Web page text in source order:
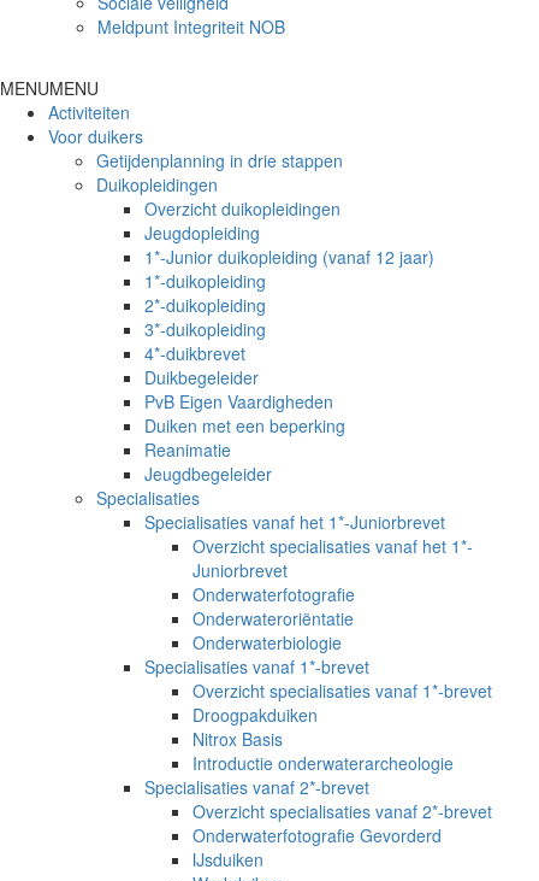
Meldpunt Integriteit NOB
MENUMENU
Activiteiten
Voor duikers
Getijdenplanning in drie stappen
Duikopleidingen
Overzicht duikopleidingen
Jeugdopleiding
1*-Junior duikopleiding (vanaf 12 jaar)
1*-duikopleiding
2*-duikopleiding
3*-duikopleiding
4*-duikbrevet
Duikbegeleider
PvB Eigen Vaardigheden
Duiken met een beperking
Reanimatie
Jeugdbegeleider
Specialisaties
Specialisaties vanaf het 1*-Juniorbrevet
Overzicht specialisaties vanaf het 1*-
Juniorbrevet
Onderwaterfotografie
Onderwateroriëntatie
Onderwaterbiologie
Specialisaties vanaf 1*-brevet
Overzicht specialisaties vanaf 1*-brevet
Droogpakduiken
Nitrox Basis
Introductie onderwaterarcheologie
Specialisaties vanaf 2*-brevet
Overzicht specialisaties vanaf 2*-brevet
Onderwaterfotografie Gevorderd
IJsduiken